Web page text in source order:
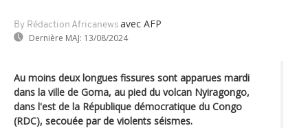
By Rédaction Africanews avec AFP
Dernière MAJ: 13/08/2024
Au moins deux longues fissures sont apparues mardi
dans la ville de Goma, au pied du volcan Nyiragongo,
dans l'est de la République démocratique du Congo
(RDC), secouée par de violents séismes.